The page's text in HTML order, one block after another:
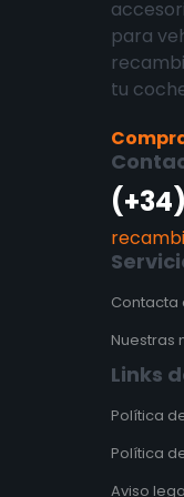
para
tu
Contacta
Nuestras
Links
Política
Política
Aviso